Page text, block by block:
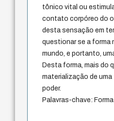
tônico vital ou
contato corpóreo do
desta sensação em
questionar se a forma
mundo, e portanto,
Desta forma, mais do
materialização de
poder.
Palavras-chave: